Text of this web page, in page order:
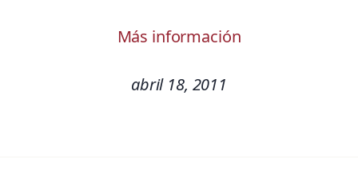
Más información
abril 18, 2011